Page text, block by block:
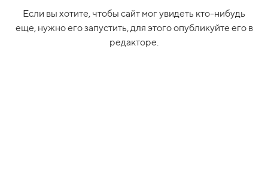
Если вы хотите, чтобы сайт мог увидеть кто-нибудь
еще, нужно его запустить, для этого опубликуйте его в
редакторе.